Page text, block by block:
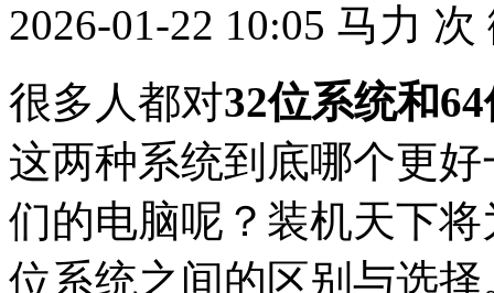
2026-01-22 10:05 马力 次
很多人都对32位系统和
这两种系统到底哪个更
们的电脑呢？装机天下
位系统之间的区别与选